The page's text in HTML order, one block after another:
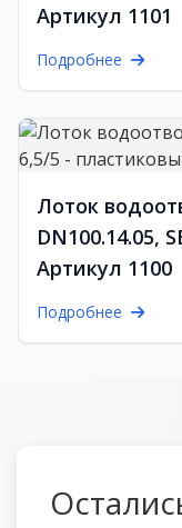
Артикул 1101
Подробнее
Лоток
DN100.14.05,
Артикул 1100
Подробнее